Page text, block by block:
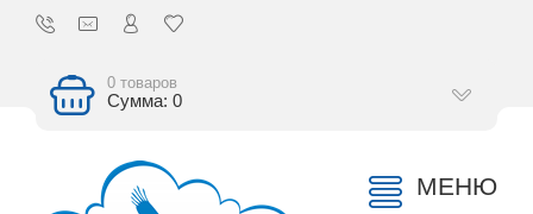
0 товаров
Сумма: 0
МЕНЮ